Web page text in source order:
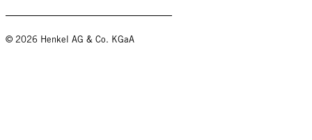
© 2026 Henkel AG & Co. KGaA